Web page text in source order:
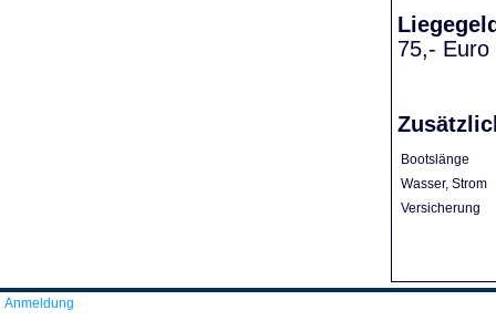
75,- Euro
Bootslänge
Wasser, Strom
Versicherung
Anmeldung